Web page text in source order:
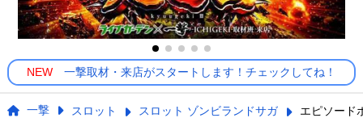
NEW 一撃取材・来店がスタートします！チェックしてね！
一撃 スロット スロット ゾンビランドサガ エピソード